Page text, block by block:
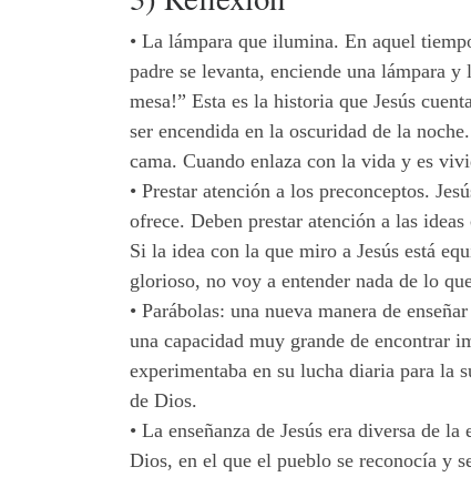
• La lámpara que ilumina. En aquel
padre se levanta, enciende una lámpara
mesa!” Esta es la historia que Jesús
ser encendida en la oscuridad de la
cama. Cuando enlaza con la vida y es
• Prestar atención a los preconceptos.
ofrece. Deben prestar atención a las
Si la idea con la que miro a Jesús está
glorioso, no voy a entender nada de lo
• Parábolas: una nueva manera de
una capacidad muy grande de encontrar
experimentaba en su lucha diaria para la
de Dios.
• La enseñanza de Jesús era diversa de
Dios, en el que el pueblo se reconocía y